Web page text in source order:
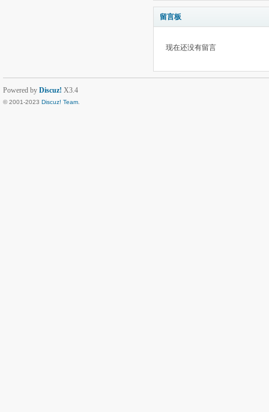
留言板
现在还没有留言
Powered by Discuz! X3.4
© 2001-2023 Discuz! Team